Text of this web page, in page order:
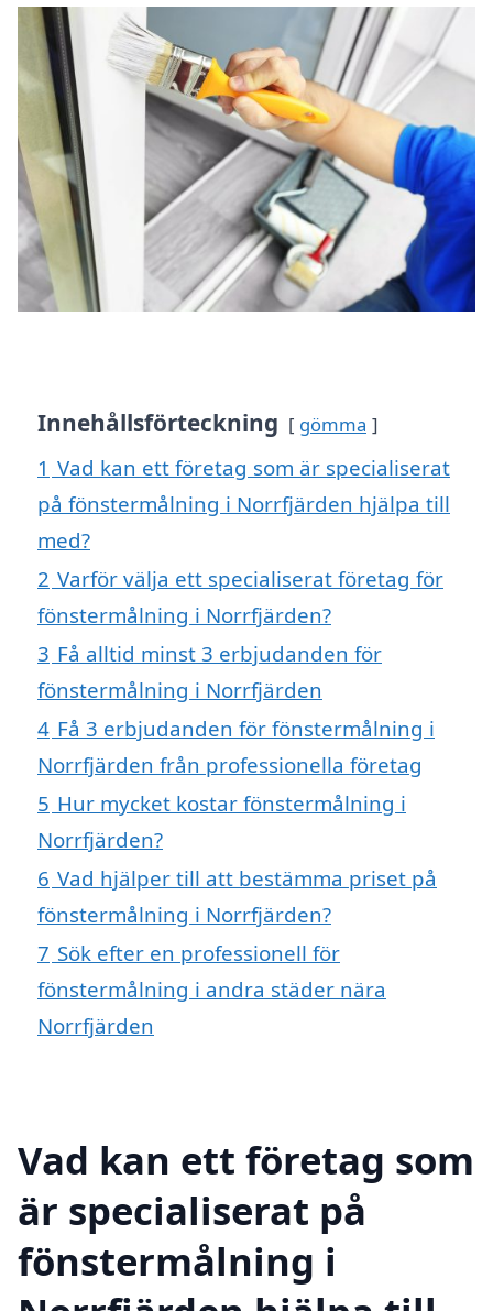
Innehållsförteckning gömma
1 Vad kan ett företag som är specialiserat
på fönstermålning i Norrfjärden hjälpa till
med?
2 Varför välja ett specialiserat företag för
fönstermålning i Norrfjärden?
3 Få alltid minst 3 erbjudanden för
fönstermålning i Norrfjärden
4 Få 3 erbjudanden för fönstermålning i
Norrfjärden från professionella företag
5 Hur mycket kostar fönstermålning i
Norrfjärden?
6 Vad hjälper till att bestämma priset på
fönstermålning i Norrfjärden?
7 Sök efter en professionell för
fönstermålning i andra städer nära
Norrfjärden
Vad kan ett företag som
är specialiserat på
fönstermålning i